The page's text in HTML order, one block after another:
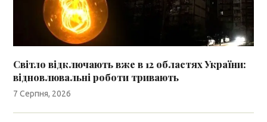
Світло відключають вже в 12 областях України:
відновлювальні роботи тривають
7 Серпня, 2026